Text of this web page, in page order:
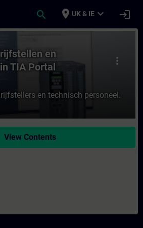
search place UK & IE expand_more login
Inbedrijfstellen en
more_vert
en
TIA Portal
en technisch personeel.
View Contents